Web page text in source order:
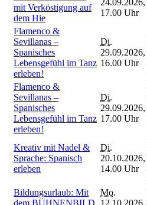
mit Verköstigung auf
dem Hie
17.00 Uhr
Flamenco &
Sevillanas –
Spanisches
Lebensgefühl im Tanz
erleben!
Di.
29.09.2026,
16.00 Uhr
Flamenco &
Sevillanas –
Spanisches
Lebensgefühl im Tanz
erleben!
Di.
29.09.2026,
17.00 Uhr
Kreativ mit Nadel &
Sprache: Spanisch
erleben
Di.
20.10.2026,
14.00 Uhr
Bildungsurlaub: Mit
dem BÜHNENBILD
Mo.
12.10.2026,